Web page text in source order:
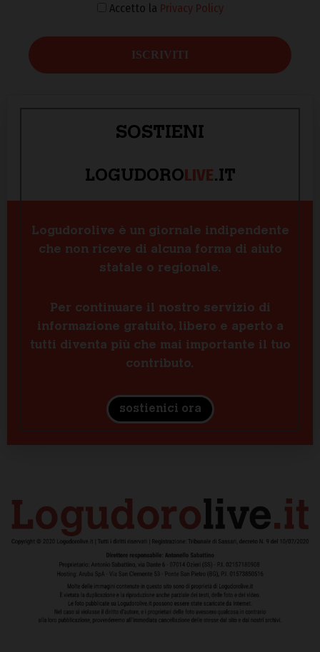
Accetto la Privacy Policy
SOSTIENI
LOGUDOROLIVE.IT
Logudorolive è un giornale indipendente
che non riceve di alcuna forma di aiuto
statale o regionale.
Per continuare il nostro servizio di
informazione gratuito, libero e aperto a
tutti diventa più che mai importante il tuo
contributo.
sostienici ora